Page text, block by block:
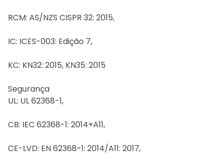
RCM: AS/NZS CISPR 32: 2015,
IC: ICES-003: Edição 7,
KC: KN32: 2015, KN35: 2015
Segurança
UL: UL 62368-1,
CB: IEC 62368-1: 2014+A11,
CE-LVD: EN 62368-1: 2014/A11: 2017,